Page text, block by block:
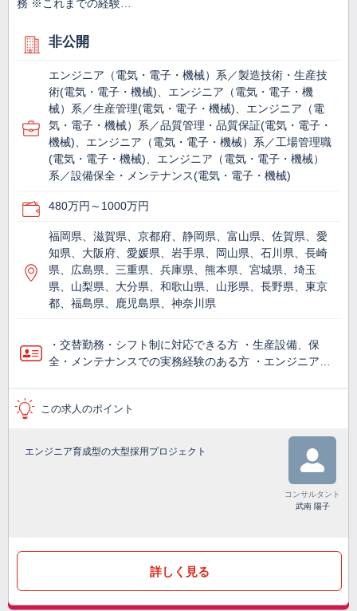
務 ※これまでの経験…
非公開
エンジニア（電気・電子・機械）系／製造技術・生産技
術(電気・電子・機械)、エンジニア（電気・電子・機
械）系／生産管理(電気・電子・機械)、エンジニア（電
気・電子・機械）系／品質管理・品質保証(電気・電子・
機械)、エンジニア（電気・電子・機械）系／工場管理職
(電気・電子・機械)、エンジニア（電気・電子・機械）
系／設備保全・メンテナンス(電気・電子・機械)
480万円～1000万円
福岡県、滋賀県、京都府、静岡県、富山県、佐賀県、愛
知県、大阪府、愛媛県、岩手県、岡山県、石川県、長崎
県、広島県、三重県、兵庫県、熊本県、宮城県、埼玉
県、山梨県、大分県、和歌山県、山形県、長野県、東京
都、福島県、鹿児島県、神奈川県
・交替勤務・シフト制に対応できる方 ・生産設備、保
全・メンテナンスでの実務経験のある方 ・エンジニア…
この求人のポイント
エンジニア育成型の大型採用プロジェクト
コンサルタント
武南 陽子
詳しく見る